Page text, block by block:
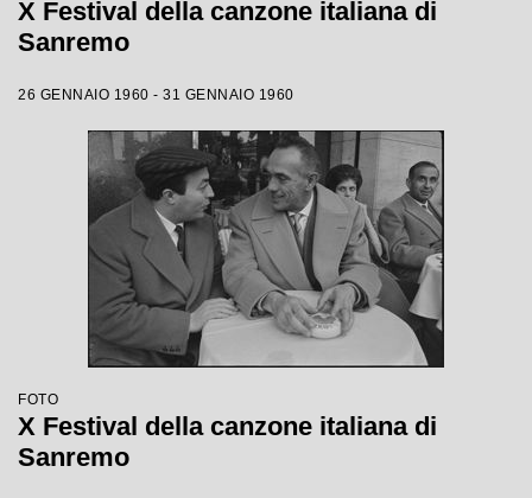
X Festival della canzone italiana di
Sanremo
26 GENNAIO 1960 - 31 GENNAIO 1960
FOTO
X Festival della canzone italiana di
Sanremo